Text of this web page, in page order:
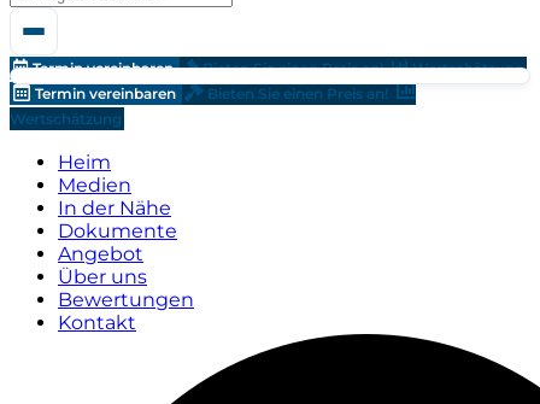
Termin vereinbaren Bieten Sie einen Preis an!
Wertschätzung
Termin vereinbaren
Bieten Sie einen Preis an!
Wertschätzung
Heim
Medien
In der Nähe
Dokumente
Angebot
Über uns
Bewertungen
Kontakt